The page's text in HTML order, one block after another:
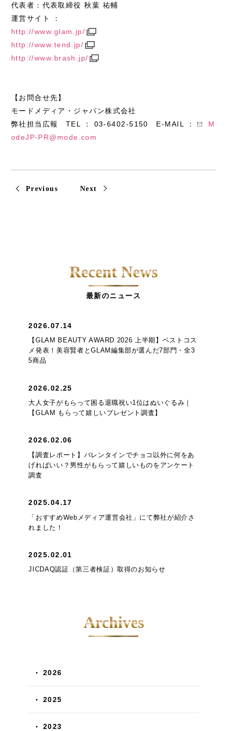
代表者：代表取締役 秋葉 祐輔
運営サイト ：
http://www.glam.jp/
http://www.tend.jp/
http://www.brash.jp/
【お問合せ先】
モードメディア・ジャパン株式会社
弊社担当広報
TEL ： 03-6402-5150 E-MAIL ：
M
odeJP-PR@mode.com
Previous Next
Recent News
最新のニュース
2026.07.14
【GLAM BEAUTY AWARD 2026 上半期】ベストコス
メ発表！美容賢者とGLAM編集部が選んだ7部門・全3
5商品
2026.02.25
大人女子がもらって困る退職祝い1位はぬいぐるみ｜
【GLAM もらって嬉しいプレゼント調査】
2026.02.06
【調査レポート】バレンタインでチョコ以外に何をあ
げればいい？男性がもらって嬉しいものをアンケート
調査
2025.04.17
「おすすめWebメディア運営会社」にて弊社が紹介さ
れました！
2025.02.01
JICDAQ認証（第三者検証）取得のお知らせ
Archives
2026
2025
2023